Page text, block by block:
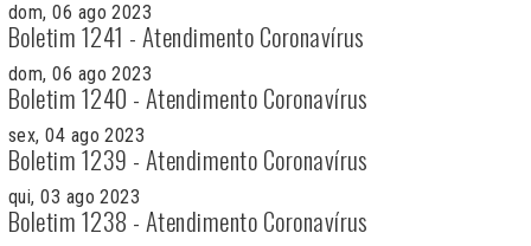
dom, 06 ago 2023
Boletim 1241 - Atendimento Coronavírus
dom, 06 ago 2023
Boletim 1240 - Atendimento Coronavírus
sex, 04 ago 2023
Boletim 1239 - Atendimento Coronavírus
qui, 03 ago 2023
Boletim 1238 - Atendimento Coronavírus